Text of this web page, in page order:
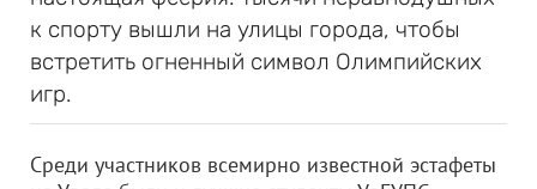
к спорту вышли на улицы города, чтобы
встретить огненный символ Олимпийских
игр.
Среди участников всемирно известной эстафеты